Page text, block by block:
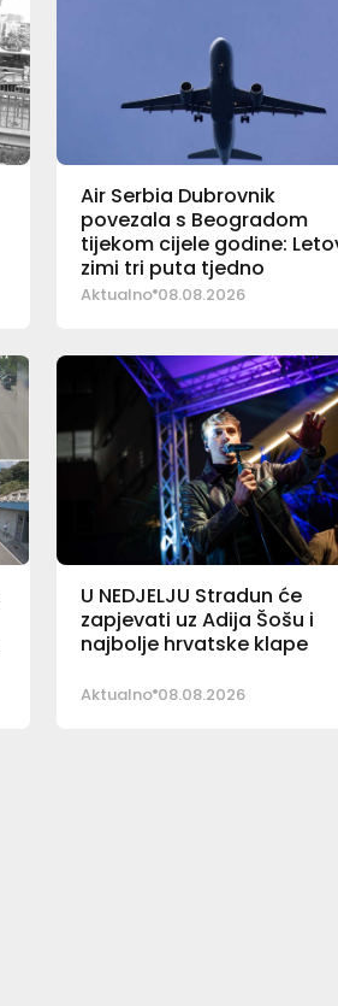
Air Serbia Dubrovnik
povezala s Beogradom
tijekom cijele godine:
zimi tri puta tjedno
Aktualno 08.08.2026
U NEDJELJU Stradun će
zapjevati uz Adija Šošu i
najbolje hrvatske klape
Aktualno 08.08.2026